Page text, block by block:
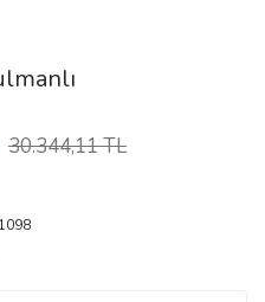
30.344,11 TL